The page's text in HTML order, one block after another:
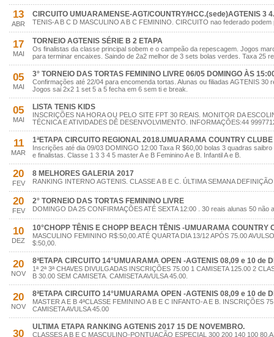
13
ABR
CIRCUITO UMUARAMENSE-AGT/COUNTRY/HCC.(sede)AGTENIS 3
TENIS-A B C D MASCULINO A B C FEMININO. CIRCUITO nao federado
17
MAI
TORNEIO AGTENIS SÉRIE B 2 ETAPA
Os finalistas da classe principal sobem e o campeão da repescagem. Jogos
para terminar encaixes. Saindo de 2a2 melhor de 3 sets bolas verdes. Taxa 25
05
MAI
3° TORNEIO DAS TORTAS FEMININO LIVRE 06/05 DOMINGO ÀS
Confirmações até 22/04 para encomenda tortas. Alunas ou filiadas AGTENIS 30
Jogos sai 2x2 1 set 5 a 5 fecha em 6 sem ti e break.
05
MAI
LISTA TENIS KIDS
INSCRIÇÕES NA HORA OU PELO SITE FPT 30 REAIS. MONITOR DA
TÉCNICA E ATIVIDADES DÊ DESENVOLVIMENTO. INFORMAÇÕES:44
11
MAR
1ªETAPA CIRCUITO REGIONAL 2018.UMUARAMA COUNTRY
Inscrições até dia 09/03 DOMINGO 12:00 Taxa R $60,00 bolas 3 quadras
e finalistas. Classe 1 3 3 4 5 master A e B Feminino A e B. Infantil A e B.
20
FEV
8 MELHORES GALERIA 2017
RANKING INTERNO AGTENIS. CLASSE A B E C. ÚLTIMA SEMANA
20
FEV
2° TORNEIO DAS TORTAS FEMININO LIVRE
DOMINGO DA 25 CONFIRMAÇÕES ATÉ SEXTA 12:00 . 30 reais alunas 50 não
10
DEZ
10°CHOPP TÊNIS E CHOPP BEACH TÊNIS -UMUARAMA COUNTRY
MASCULINO FEMININO R$:50,00.ATÉ QUARTA DIA 13/12 APÓS 75.00
$:50,00.
20
NOV
8ªETAPA CIRCUITO 14°UMUARAMA OPEN -AGTENIS 08,09 e 10 de
1ª 2ª 3ª CHAVES DIVULGADAS INSCRIÇÕES 75.00 1 CAMISETA 125.00 2
B 30.00 SEM CAMISETA. CAMISETA AVULSA 45.00.
20
NOV
8ªETAPA CIRCUITO 14°UMUARAMA OPEN -AGTENIS 08,09 e 10 de
MASTER A E B 4ªCLASSE FEMININO A B E C INFANTO-A E B. INSCRIÇÕES
CAMISETA AVULSA 45.00
30
ULTIMA ETAPA RANKING AGTENIS 2017 15 DE NOVEMBRO.
CLASSES A B E C MASCULINO-PONTUAÇÃO ESPECIAL 300 200 140 100